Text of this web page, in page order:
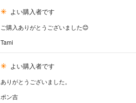
よい購入者です
ご購入ありがとうございました😊
Tami
よい購入者です
ありがとうございました。
ポン吉